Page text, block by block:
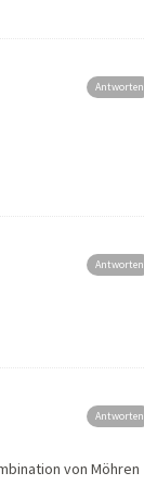
Antworten
Antworten
Antworten
von Möhren